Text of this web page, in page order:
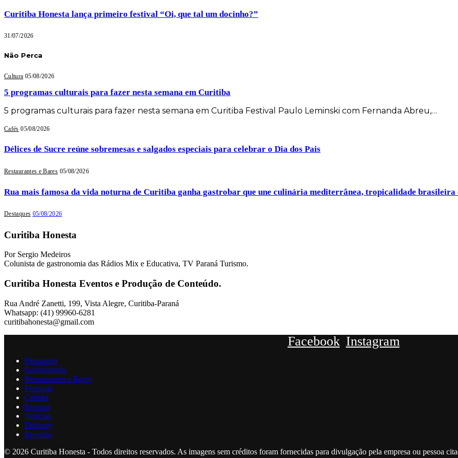
Curitiba Honesta lança primeiro festival “Oi, que tal um docinho?”
31/07/2026
Não Perca
Cultura 05/08/2026
5 programas culturais para fazer nesta semana em Curitiba
5 programas culturais para fazer nesta semana em Curitiba Festival Paulo Leminski com Fernanda Abreu,…
Cafés 05/08/2026
Délices de Sucre reúne sobremesas e salgados especiais para celebrar o Dia dos Pais
Restaurantes e Bares 05/08/2026
Rua mais famosa da vida noturna de Curitiba ganha gastrobar que une culinária mediterrânea, tropicalidade brasileira
Destaques 05/08/2026
Curitiba Honesta
Por Sergio Medeiros
Colunista de gastronomia das Rádios Mix e Educativa, TV Paraná Turismo.
Curitiba Honesta Eventos e Produção de Conteúdo.
Rua André Zanetti, 199, Vista Alegre, Curitiba-Paraná
Whatsapp: (41) 99960-6281
curitibahonesta@gmail.com
Facebook Instagram
Destaques
Gastronomia
Restaurantes e Bares
Festivais
Cultura
Eventos
Notícias
Delivery
Receitas
© 2026 Curitiba Honesta - Todos direitos reservados. As imagens sem créditos foram fornecidas para divulgação pela empresa ou pessoa